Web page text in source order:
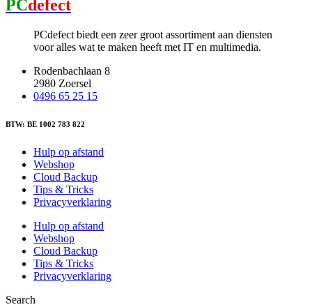
PCdefect
PCdefect biedt een zeer groot assortiment aan diensten
voor alles wat te maken heeft met IT en multimedia.
Rodenbachlaan 8
2980 Zoersel
0496 65 25 15
BTW: BE 1002 783 822
Hulp op afstand
Webshop
Cloud Backup
Tips & Tricks
Privacyverklaring
Hulp op afstand
Webshop
Cloud Backup
Tips & Tricks
Privacyverklaring
Search